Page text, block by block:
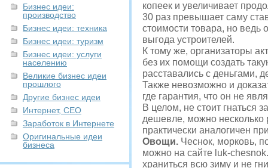
Бизнес идеи:
производство
Бизнес идеи: техника
Бизнес идеи: туризм
Бизнес идеи: услуги
населению
Великие бизнес идеи
прошлого
Другие бизнес идеи
Интернет, СЕО
Заработок в Интернете
Оригинальные идеи
бизнеса
копеек и увеличивает
30 раз превышает саму
стоимости товара, но
выгода устроителей.
К тому же, организаторы
без их помощи создать
расставались с деньгами,
Также невозможно и
где гарантия, что он не
В целом, не стоит гнаться
дешевле, можно несколько
практически аналогичен
Овощи. Чеснок, морковь,
можно на сайте luk-
храниться всю зиму и не